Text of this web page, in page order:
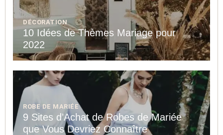
DÉCORATION
10 Idées de Thèmes Mariage pour
2022
ROBE DE MARIÉE
9 Sites d’Achat de Robes de Mariée
que Vous Devriez Connaître